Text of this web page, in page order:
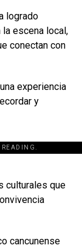
logrado
escena local,
conectan con
experiencia
y
culturales que
cancunense